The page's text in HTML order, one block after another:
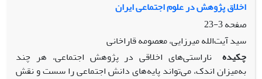
اخلاق پژوهش در علوم اجتماعی ایران
صفحه3-23
سید آیت‌الله میرزایی، معصومه قاراخانی
چکیده ناراستی‌های اخلاقی در پژوهش اجتماعی، هر چند
به‌میزان اندک، می‌تواند پایه‌های دانش اجتماعی را سست و نقش